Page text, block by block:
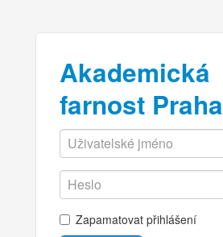
Akademická
farnost Praha
Zapamatovat přihlášení